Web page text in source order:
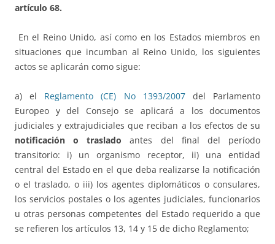
artículo 68.
En el Reino Unido, así como en los Estados miembros en
situaciones que incumban al Reino Unido, los siguientes
actos se aplicarán como sigue:
a) el Reglamento (CE) No 1393/2007del Parlamento
Europeo y del Consejo se aplicará a los documentos
judiciales y extrajudiciales que reciban a los efectos de su
notificación o traslado antes del final del período
transitorio: i) un organismo receptor, ii) una entidad
central del Estado en el que deba realizarse la notificación
o el traslado, o iii) los agentes diplomáticos o consulares,
los servicios postales o los agentes judiciales, funcionarios
u otras personas competentes del Estado requerido a que
se refieren los artículos 13, 14 y 15 de dicho Reglamento;